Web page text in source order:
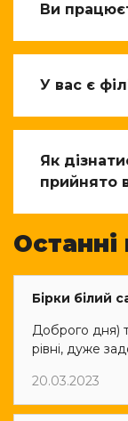
Ви
У вас є
Як
прийнято
Останні
Бірки білий
Доброго дня)
рівні, дуже
20.03.2023